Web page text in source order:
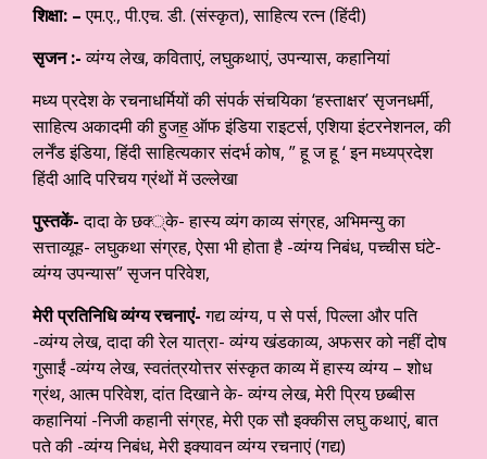
शिक्षा: –एम.ए., पी.एच. डी. (संस्कृत), साहित्य रत्न (हिंदी)
सृजन :-व्यंग्य लेख, कविताएं, लघुकथाएं, उपन्यास, कहानियां
मध्य प्रदेश के रचनाधर्मियों की संपर्क संचयिका ‘हस्ताक्षर’ सृजनधर्मी,
साहित्य अकादमी की हुजह॒ ऑफ इंडिया राइटर्स, एशिया इंटरनेशनल, की
लर्नेंड इंडिया, हिंदी साहित्यकार संदर्भ कोष, ” हू ज हू ‘ इन मध्यप्रदेश
हिंदी आदि परिचय ग्रंथों में उल्लेखा
पुस्तकें-दादा के छक्‍्के- हास्य व्यंग काव्य संग्रह, अभिमन्यु का
सत्ताव्यूह- लघुकथा संग्रह, ऐसा भी होता है -व्यंग्य निबंध, पच्चीस घंटे-
व्यंग्य उपन्यास” सृजन परिवेश,
मेरी प्रतिनिधि व्यंग्य रचनाएं-गद्य व्यंग्य, प से पर्स, पिल्‍ला और पति
-व्यंग्य लेख, दादा की रेल यात्रा- व्यंग्य खंडकाव्य, अफसर को नहीं दोष
गुसाईं -व्यंग्य लेख, स्वतंत्रयोत्तर संस्कृत काव्य में हास्य व्यंग्य – शोध
ग्रंथ, आत्म परिवेश, दांत दिखाने के-व्यंग्य लेख, मेरी प्रिय छब्बीस
कहानियां -निजी कहानी संग्रह, मेरी एक सौ इक्कीस लघु कथाएं, बात
पते की -व्यंग्य निबंध, मेरी इक्यावन व्यंग्य रचनाएं (गद्य)